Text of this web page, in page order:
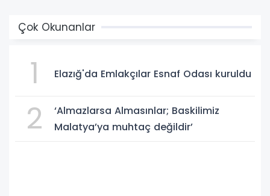
Çok Okunanlar
1 Elazığ'da Emlakçılar Esnaf Odası kuruldu
2
‘Almazlarsa Almasınlar; Baskilimiz
Malatya’ya muhtaç değildir’